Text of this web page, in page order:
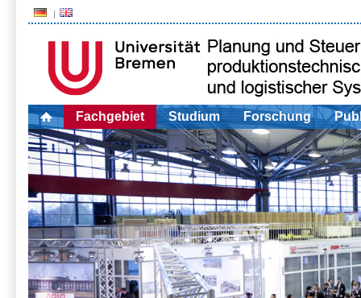
Fachgebiet Studium Forschung